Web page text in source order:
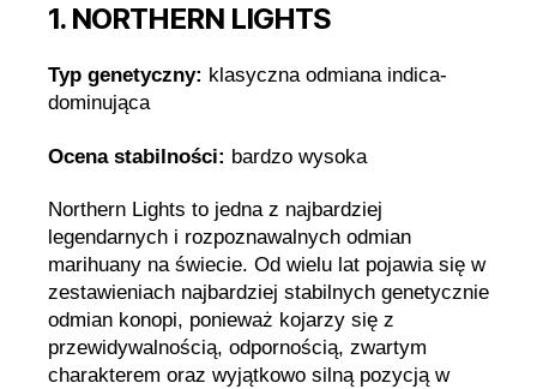
1. NORTHERN LIGHTS
Typ genetyczny: klasyczna odmiana indica-
dominująca
Ocena stabilności: bardzo wysoka
Northern Lights to jedna z najbardziej
legendarnych i rozpoznawalnych odmian
marihuany na świecie. Od wielu lat pojawia się w
zestawieniach najbardziej stabilnych genetycznie
odmian konopi, ponieważ kojarzy się z
przewidywalnością, odpornością, zwartym
charakterem oraz wyjątkowo silną pozycją w